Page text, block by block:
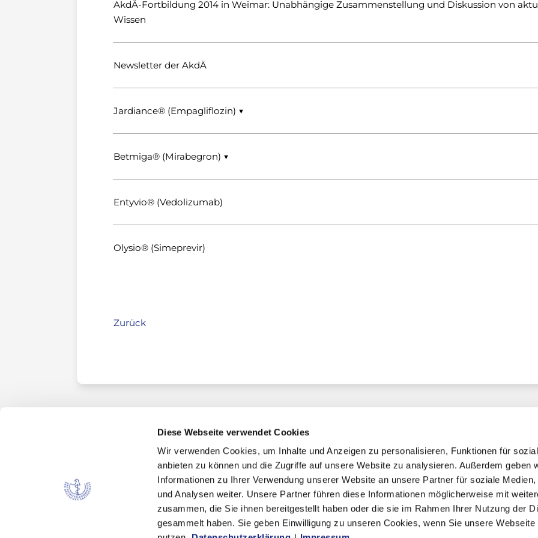
Diese Webseite verwendet Cookies
Wir verwenden Cookies, um Inhalte und Anzeigen zu personalisieren, Funktionen für
anbieten zu können und die Zugriffe auf unsere Website zu analysieren. Außerdem geben
Informationen zu Ihrer Verwendung unserer Website an unsere Partner für soziale Medien,
und Analysen weiter. Unsere Partner führen diese Informationen möglicherweise mit
zusammen, die Sie ihnen bereitgestellt haben oder die sie im Rahmen Ihrer Nutzung der
gesammelt haben. Sie geben Einwilligung zu unseren Cookies, wenn Sie unsere Webseite
AkdÄ-Fortbildung 2014 in Weimar: Unabhängige Zusammenstellung und Diskussion von
Wissen
Newsletter der AkdÄ
Jardiance® (Empagliflozin) ▼
Betmiga® (Mirabegron) ▼
Entyvio® (Vedolizumab)
Olysio® (Simeprevir)
Zurück
Arzneimittelkommission der deutschen Ärzteschaft
Fachausschuss der Bundesärztekammer
Bundesärztekammer
Arbeitsgemeinschaft der deutschen Ärztekammern